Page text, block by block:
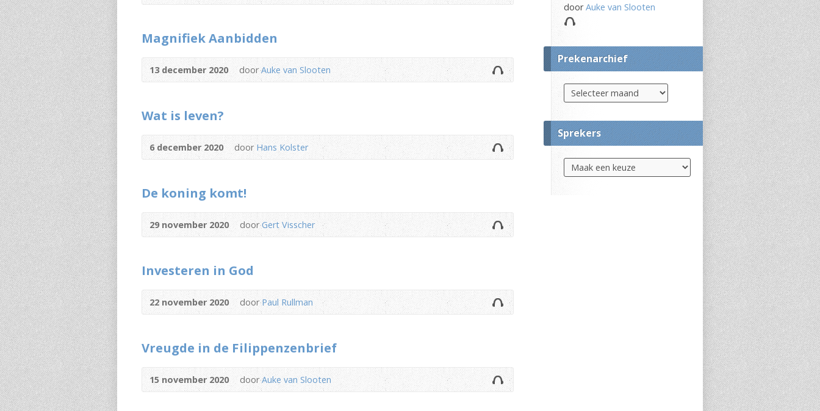
Magnifiek Aanbidden
13 december 2020 doorAuke van Slooten
Wat is leven?
6 december 2020 doorHans Kolster
De koning komt!
29 november 2020 doorGert Visscher
Investeren in God
22 november 2020 doorPaul Rullman
Vreugde in de Filippenzenbrief
15 november 2020 doorAuke van Slooten
doorAuke van Slooten
Prekenarchief
Sprekers